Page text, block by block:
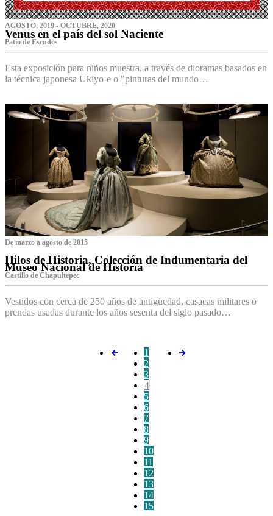
AGOSTO, 2019 - OCTUBRE, 2020
Venus en el país del sol Naciente
P‌atio de Escudos
Esta exposición para niños muestra, a través de dioramas basados en
la técnica japonesa Ukiyo-e o "pinturas del mundo…
De marzo a agosto de 2015
Hilos de Historia, Colección de Indumentaria del
Museo Nacional de Historia
Castillo de Chapultepec
Vestidos con cerca de 250 años de antigüedad, casacas militares o
prendas usadas durante los años sesenta del siglo pasado…
1
2
3
4
5
6
7
8
9
10
11
12
13
14
15